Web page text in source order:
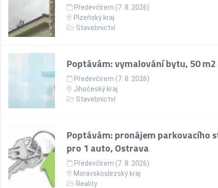
Předevčírem (7. 8. 2026)
Plzeňský kraj
Stavebnictví
Poptávám: vymalování bytu, 50 m2
Předevčírem (7. 8. 2026)
Jihočeský kraj
Stavebnictví
Poptávám: pronájem parkovacího
pro 1 auto, Ostrava
Předevčírem (7. 8. 2026)
Moravskoslezský kraj
Reality